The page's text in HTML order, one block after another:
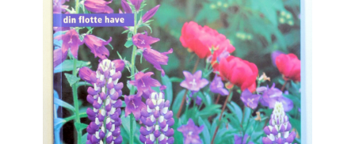
Engelsk
Erhverv
Europa
Fantasy / Sciencefiction